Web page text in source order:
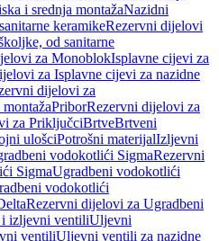
i srednja montažaNazidni
keramikeRezervni dijelovi
od sanitarne
za MonoblokIsplavne cijevi za
za Isplavne cijevi za nazidne
dijelovi za
PriborRezervni dijelovi za
za PriključciBrtveBrtveni
ulošciPotrošni materijalIzljevni
vodokotlići SigmaRezervni
SigmaUgradbeni vodokotlići
vodokotlići
Rezervni dijelovi za Ugradbeni
izljevni ventiliUljevni
ventiliUljevni ventili za nazidne